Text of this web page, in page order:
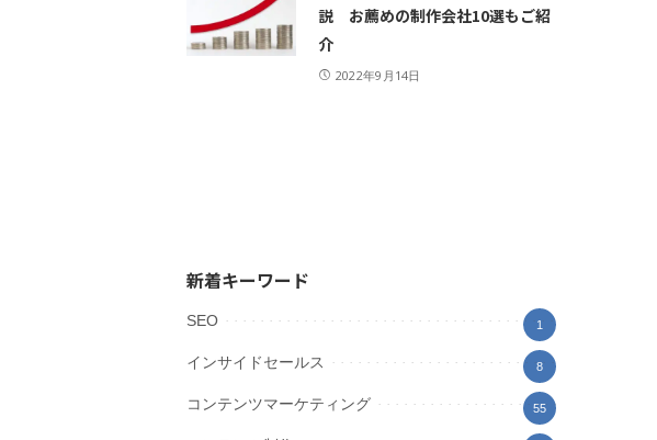
説 お薦めの制作会社10選もご紹
介
2022年9月14日
新着キーワード
SEO 1
インサイドセールス 8
コンテンツマーケティング 55